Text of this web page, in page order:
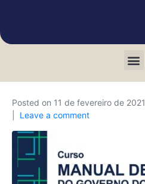
Posted on 11 de fevereiro de 2021
Leave a comment